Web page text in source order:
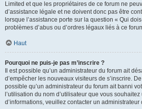
Limited et que les propriétaires de ce forum ne
d’assistance légale et ne doivent donc pas être
lorsque l’assistance porte sur la question « Qui
problèmes d’abus ou d’ordres légaux liés à ce
Haut
Pourquoi ne puis-je pas m’inscrire ?
Il est possible qu’un administrateur du forum ait
d’empêcher les nouveaux visiteurs de s’inscrire.
possible qu’un administrateur du forum ait banni
l’utilisation du nom d’utilisateur que vous
d’informations, veuillez contacter un administrateur